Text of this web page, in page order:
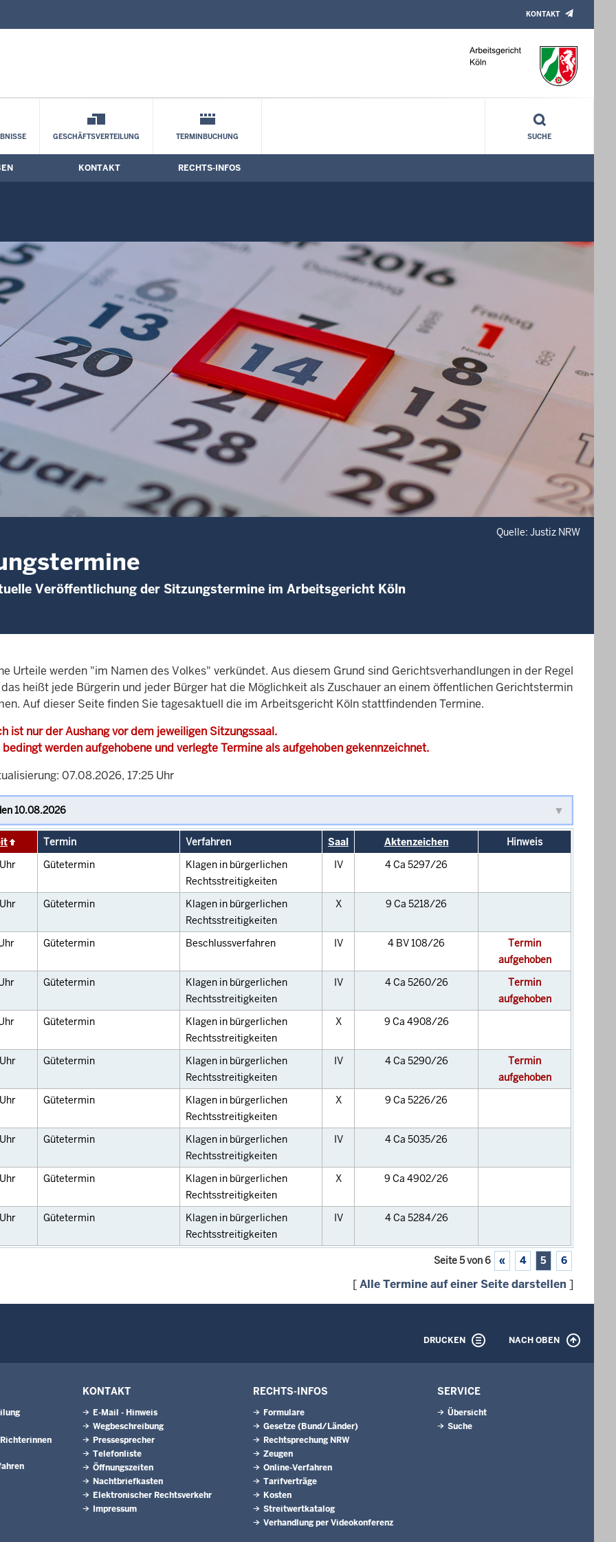
Kontaktformular
KONTAKT
GESCHÄFTSVERTEILUNG TERMINBUCHUNG SUCHE
KONTAKT RECHTS-INFOS
Quelle: Justiz NRW
Veröffentlichung der Sitzungstermine im Arbeitsgericht Köln
Urteile werden "im Namen des Volkes" verkündet. Aus diesem Grund sind Gerichtsverhandlungen in der Regel
heißt jede Bürgerin und jeder Bürger hat die Möglichkeit als Zuschauer an einem öffentlichen Gerichtstermin
Auf dieser Seite finden Sie tagesaktuell die im Arbeitsgericht Köln stattfindenden Termine.
ist nur der Aushang vor dem jeweiligen Sitzungssaal.
werden aufgehobene und verlegte Termine als aufgehoben gekennzeichnet.
07.08.2026, 17:25 Uhr
Termin Verfahren Saal Aktenzeichen
Hinweis
Uhr
Gütetermin
Klagen in bürgerlichen
Rechtsstreitigkeiten
IV 4 Ca 5297/26
Uhr Gütetermin
Klagen in bürgerlichen
Rechtsstreitigkeiten
X 9 Ca 5218/26
Gütetermin Beschlussverfahren IV 4 BV 108/26
Termin
aufgehoben
Gütetermin
Klagen in bürgerlichen
Rechtsstreitigkeiten
IV 4 Ca 5260/26
Termin
aufgehoben
Gütetermin
Klagen in bürgerlichen
Rechtsstreitigkeiten
X 9 Ca 4908/26
Gütetermin
Klagen in bürgerlichen
Rechtsstreitigkeiten
IV 4 Ca 5290/26
Termin
aufgehoben
Gütetermin
Klagen in bürgerlichen
Rechtsstreitigkeiten
X 9 Ca 5226/26
Gütetermin
Klagen in bürgerlichen
Rechtsstreitigkeiten
IV 4 Ca 5035/26
Gütetermin
Klagen in bürgerlichen
Rechtsstreitigkeiten
X 9 Ca 4902/26
Uhr Gütetermin
Klagen in bürgerlichen
Rechtsstreitigkeiten
IV 4 Ca 5284/26
Seite 5 von 6 « 4 5 6
[Alle Termine auf einer Seite darstellen ]
DRUCKEN NACH OBEN
KONTAKT
E-Mail - Hinweis
Wegbeschreibung
Pressesprecher
Telefonliste
Öffnungszeiten
Nachtbriefkasten
Elektronischer Rechtsverkehr
Impressum
RECHTS-INFOS
Formulare
Gesetze (Bund/Länder)
Rechtsprechung NRW
Zeugen
Online-Verfahren
Tarifverträge
Kosten
Streitwertkatalog
Verhandlung per Videokonferenz
SERVICE
Übersicht
Suche